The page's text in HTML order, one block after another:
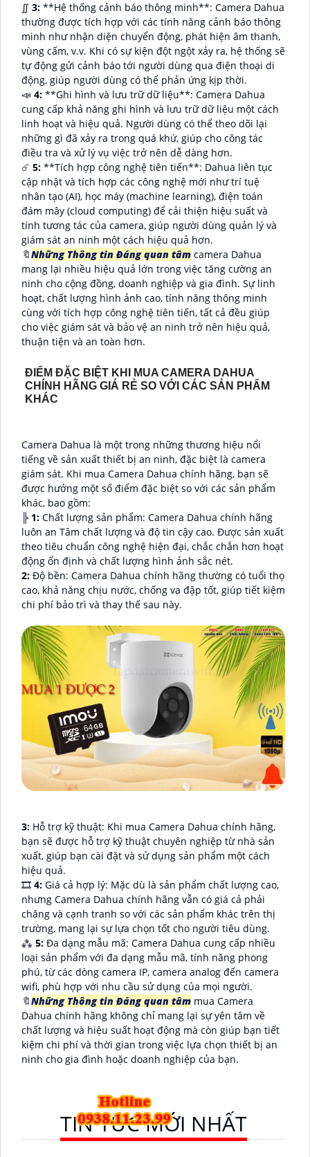
∬ 3: **Hệ thống cảnh báo thông minh**: Camera Dahua
thường được tích hợp với các tính năng cảnh báo thông
minh như nhận diện chuyển động, phát hiện âm thanh,
vùng cấm, v.v. Khi có sự kiện đột ngột xảy ra, hệ thống sẽ
tự động gửi cảnh báo tới người dùng qua điện thoại di
động, giúp người dùng có thể phản ứng kịp thời.
📣 4: **Ghi hình và lưu trữ dữ liệu**: Camera Dahua
cung cấp khả năng ghi hình và lưu trữ dữ liệu một cách
linh hoạt và hiệu quả. Người dùng có thể theo dõi lại
những gì đã xảy ra trong quá khứ, giúp cho công tác
điều tra và xử lý vụ việc trở nên dễ dàng hơn.
☄️ 5: **Tích hợp công nghệ tiên tiến**: Dahua liên tục
cập nhật và tích hợp các công nghệ mới như trí tuệ
nhân tạo (AI), học máy (machine learning), điện toán
đám mây (cloud computing) để cải thiện hiệu suất và
tính tương tác của camera, giúp người dùng quản lý và
giám sát an ninh một cách hiệu quả hơn.
🔖Những Thông tin Đáng quan tâm camera Dahua
mang lại nhiều hiệu quả lớn trong việc tăng cường an
ninh cho cộng đồng, doanh nghiệp và gia đình. Sự linh
hoạt, chất lượng hình ảnh cao, tính năng thông minh
cùng với tích hợp công nghệ tiên tiến, tất cả đều giúp
cho việc giám sát và bảo vệ an ninh trở nên hiệu quả,
thuận tiện và an toàn hơn.
ĐIỂM ĐẶC BIỆT KHI MUA CAMERA DAHUA
CHÍNH HÃNG GIÁ RẺ SO VỚI CÁC SẢN PHẨM
KHÁC
Camera Dahua là một trong những thương hiệu nổi
tiếng về sản xuất thiết bị an ninh, đặc biệt là camera
giám sát. Khi mua Camera Dahua chính hãng, bạn sẽ
được hưởng một số điểm đặc biệt so với các sản phẩm
khác, bao gồm:
╠ 1: Chất lượng sản phẩm: Camera Dahua chính hãng
luôn an Tâm chất lượng và độ tin cậy cao. Được sản xuất
theo tiêu chuẩn công nghệ hiện đại, chắc chắn hơn hoạt
động ổn định và chất lượng hình ảnh sắc nét.
2: Độ bền: Camera Dahua chính hãng thường có tuổi thọ
cao, khả năng chịu nước, chống va đập tốt, giúp tiết kiệm
chi phí bảo trì và thay thế sau này.
3: Hỗ trợ kỹ thuật: Khi mua Camera Dahua chính hãng,
bạn sẽ được hỗ trợ kỹ thuật chuyên nghiệp từ nhà sản
xuất, giúp bạn cài đặt và sử dụng sản phẩm một cách
hiệu quả.
🎞 4: Giá cả hợp lý: Mặc dù là sản phẩm chất lượng cao,
nhưng Camera Dahua chính hãng vẫn có giá cả phải
chăng và cạnh tranh so với các sản phẩm khác trên thị
trường, mang lại sự lựa chọn tốt cho người tiêu dùng.
⁂ 5: Đa dạng mẫu mã: Camera Dahua cung cấp nhiều
loại sản phẩm với đa dạng mẫu mã, tính năng phong
phú, từ các dòng camera IP, camera analog đến camera
wifi, phù hợp với nhu cầu sử dụng của mọi người.
🔖Những Thông tin Đáng quan tâm mua Camera
Dahua chính hãng không chỉ mang lại sự yên tâm về
chất lượng và hiệu suất hoạt động mà còn giúp bạn tiết
kiệm chi phí và thời gian trong việc lựa chọn thiết bị an
ninh cho gia đình hoặc doanh nghiệp của bạn.
TIN TỨC MỚI NHẤT